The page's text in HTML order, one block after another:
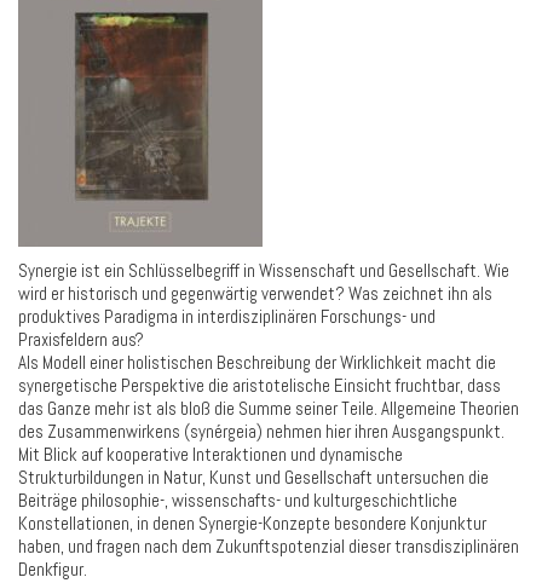
Synergie ist ein Schlüsselbegriff in Wissenschaft und Gesellschaft. Wie
wird er historisch und gegenwärtig verwendet? Was zeichnet ihn als
produktives Paradigma in interdisziplinären Forschungs- und
Praxisfeldern aus?
Als Modell einer holistischen Beschreibung der Wirklichkeit macht die
synergetische Perspektive die aristotelische Einsicht fruchtbar, dass
das Ganze mehr ist als bloß die Summe seiner Teile. Allgemeine Theorien
des Zusammenwirkens (synérgeia) nehmen hier ihren Ausgangspunkt.
Mit Blick auf kooperative Interaktionen und dynamische
Strukturbildungen in Natur, Kunst und Gesellschaft untersuchen die
Beiträge philosophie-, wissenschafts- und kulturgeschichtliche
Konstellationen, in denen Synergie-Konzepte besondere Konjunktur
haben, und fragen nach dem Zukunftspotenzial dieser transdisziplinären
Denkfigur.